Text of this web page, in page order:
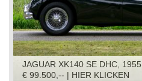
JAGUAR XK140 SE DHC, 1955
€ 99.500,-- | HIER KLICKEN